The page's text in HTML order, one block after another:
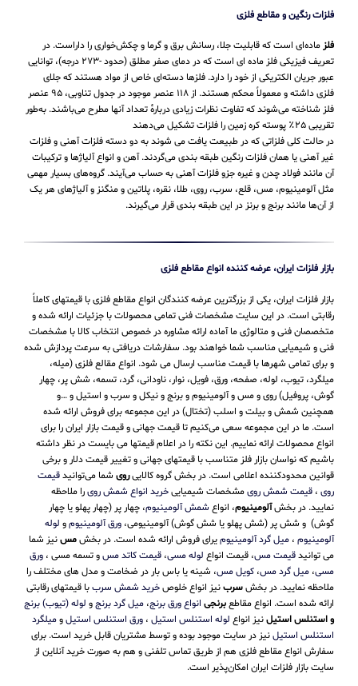
فلزات رنگین و مقاطع فلزی
فلزماده‌ای است که قابلیت جلا، رسانش برق و گرما و چکش‌خواری را داراست. در
تعریف فیزیکی فلز ماده ای است که در دمای صفر مطلق (حدود -۲۷۳ درجه)، توانایی
عبور جریان الکتریکی از خود را دارد. فلزها دسته‌ای خاص از مواد هستند که جلای
فلزی داشته و معمولاً محکم هستند. از ۱۱۸ عنصر موجود در جدول تناوبی، ۹۵ عنصر
فلز شناخته می‌شوند که تفاوت نظرات زیادی دربارهٔ تعداد آنها مطرح می‌باشند. به‌طور
تقریبی ۲۵٪ پوسته کره زمین را فلزات تشکیل می‌دهند
در حالت کلی فلزاتی که در طبیعت یافت می شوند به دو دسته فلزات آهنی و فلزات
غیر آهنی یا همان فلزات رنگین طبقه بندی می‌گردند. آهن و انواع آلیاژها و ترکیبات
آن مانند فولاد چدن و غیره جزو فلزات آهنی به حساب می‌‌آیند. گروه‌های بسیار مهمی
مثل آلومینیوم، مس، قلع، سرب، روی، طلا، نقره، پلاتین و منگنز و آلیاژهای هر یک
از آن‌ها مانند برنج و برنز در این طبقه‌ بندی قرار می‌‌گیرند.
بازار فلزات ایران، عرضه کننده انواع مقاطع فلزی
بازار فلزات ایران، یکی از بزرگترین عرضه کنندگان انواع مقاطع فلزی با قیمتهای کاملاً
رقابتی است. در این سایت مشخصات فنی تمامی محصولات با جزئیات ارائه شده و
متخصصان فنی و متالوژی ما آماده ارائه مشاوره در خصوص انتخاب کالا با مشخصات
فنی و شیمیایی مناسب شما خواهند بود. سفارشات دریافتی به سرعت پردازش شده
و برای تمامی شهرها با قیمت مناسب ارسال می شود. انواع مقالع فلزی (میله،
میلگرد، تیوب، لوله، صفحه، ورق، فویل، نوار، ناودانی، گرد، تسمه، شش پر، چهار
گوش، پروفیل) روی و مس و آلومینیوم و برنج و نیکل و سرب و استیل و …و
همچنین شمش و بیلت و اسلب (تختال) در این مجموعه برای فروش ارائه شده
است. ما در این مجموعه سعی می‌کنیم تا قیمت جهانی و قیمت بازار ایران را برای
انواع محصولات ارائه نماییم. این نکته را در اعلام قیمتها می بایست در نظر داشته
باشیم که نواسان بازار فلز متناسب با قیمتهای جهانی و تغییر قیمت دلار و برخی
قوانین محدودکننده اعلامی است. در بخش گروه کالاییروی شما می‌توانیدقیمت
روی ، قیمت شمش رویمشخصات شیمیاییخرید انواع شمش رویرا ملاحظه
نمایید. در بخشآلومینیوم، انواع شمش آلومینیوم، چهار پر (چهار پهلو یا چهار
گوش) و شش پر (شش پهلو یا شش گوش) آلومینیومی، ورق آلومینیومو لوله
آلومینیوم ، میل گرد آلومینیومیرای فروش ارائه شده است. در بخشمسنیز شما
می توانیدقیمت مس، قیمت انواع لوله مسی، قیمت کاتد مسو تسمه مسی ، ورق
مسی، میل گرد مس، کویل مس، شینه یا باس بار در ضخامت و مدل های مختلف را
ملاحظه نمایید. در بخشسربنیز انواع خلوصخرید شمش سرببا قیمتهای رقابتی
ارائه شده است. انواع مقاطعبرنجی انواع ورق برنج، میل گرد برنجو لوله (تیوب) برنج
و استنلس استیلنیز انواع لوله استنلس استیل ، ورق استنلس استیلومیلگرد
استنلس استیلنیز در سایت موجود بوده و توسط مشتریان قابل خرید است. برای
سفارش انواع مقاطع فلزی هم از طریق تماس تلفنی و هم به صورت خرید آنلاین از
سایت بازار فلزات ایران امکان‌پذیر است.